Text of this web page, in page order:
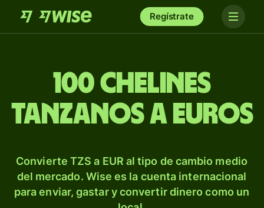
Regístrate
100 chelines
tanzanos a euros
Convierte TZS a EUR al tipo de cambio medio
del mercado. Wise es la cuenta internacional
para enviar, gastar y convertir dinero como un